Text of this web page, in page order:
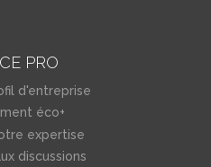
PRO
d'entreprise
éco+
expertise
discussions